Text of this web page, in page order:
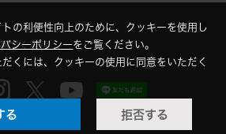
づく表示
の利便性向上のために、クッキーを使用し
シーポリシーをご覧ください。
くには、クッキーの使用に同意をいただく
る 拒否する